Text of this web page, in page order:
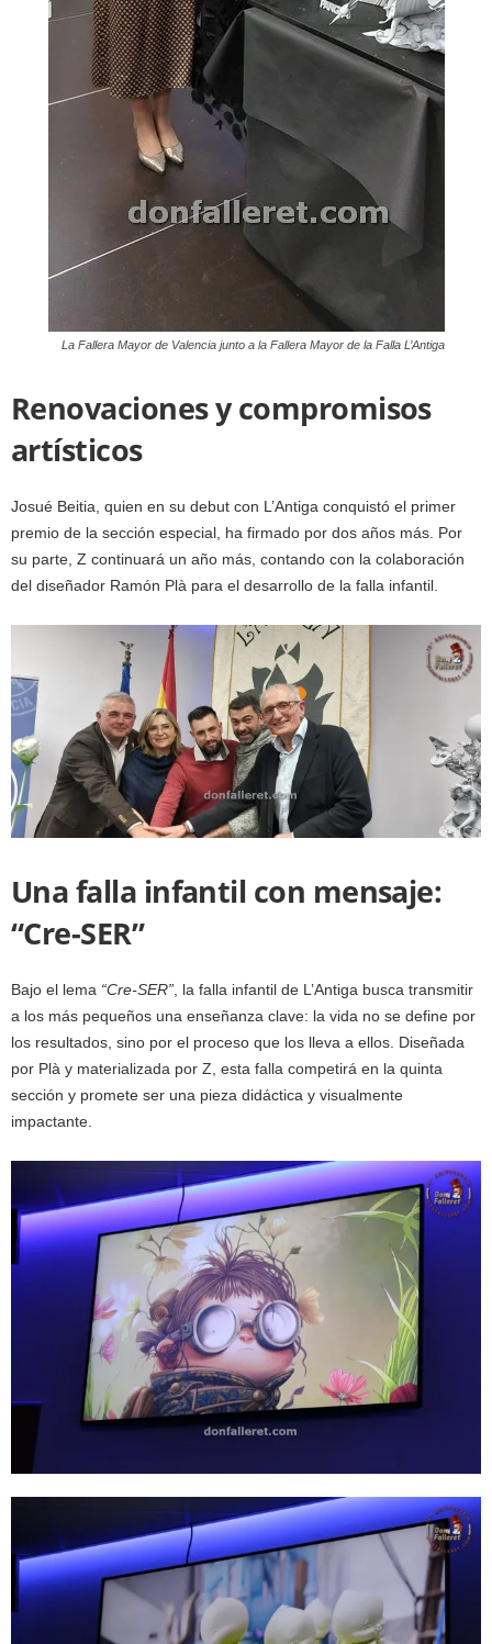
La Fallera Mayor de Valencia junto a la Fallera Mayor de la Falla L’Antiga
Renovaciones y compromisos
artísticos
Josué Beitia, quien en su debut con L’Antiga conquistó el primer
premio de la sección especial, ha firmado por dos años más. Por
su parte, Z continuará un año más, contando con la colaboración
del diseñador Ramón Plà para el desarrollo de la falla infantil.
Una falla infantil con mensaje:
“Cre-SER”
Bajo el lema “Cre-SER” , la falla infantil de L’Antiga busca transmitir
a los más pequeños una enseñanza clave: la vida no se define por
los resultados, sino por el proceso que los lleva a ellos. Diseñada
por Plà y materializada por Z, esta falla competirá en la quinta
sección y promete ser una pieza didáctica y visualmente
impactante.